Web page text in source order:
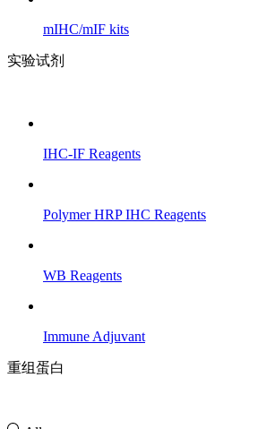
mIHC/mIF kits
实验试剂
IHC-IF Reagents
Polymer HRP IHC Reagents
WB Reagents
Immune Adjuvant
重组蛋白